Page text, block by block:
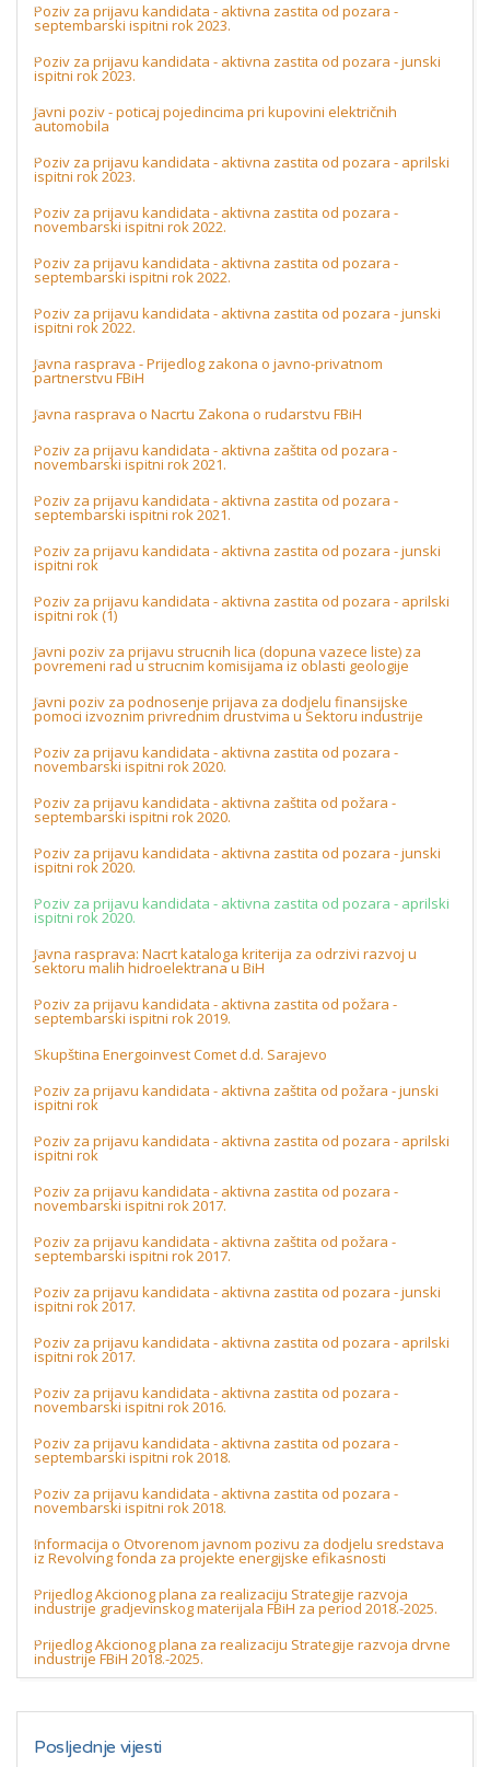
Poziv za prijavu kandidata - aktivna zastita od pozara -
septembarski ispitni rok 2023.
Poziv za prijavu kandidata - aktivna zastita od pozara - junski
ispitni rok 2023.
Javni poziv - poticaj pojedincima pri kupovini električnih
automobila
Poziv za prijavu kandidata - aktivna zastita od pozara - aprilski
ispitni rok 2023.
Poziv za prijavu kandidata - aktivna zastita od pozara -
novembarski ispitni rok 2022.
Poziv za prijavu kandidata - aktivna zastita od pozara -
septembarski ispitni rok 2022.
Poziv za prijavu kandidata - aktivna zastita od pozara - junski
ispitni rok 2022.
Javna rasprava - Prijedlog zakona o javno-privatnom
partnerstvu FBiH
Javna rasprava o Nacrtu Zakona o rudarstvu FBiH
Poziv za prijavu kandidata - aktivna zaštita od pozara -
novembarski ispitni rok 2021.
Poziv za prijavu kandidata - aktivna zastita od pozara -
septembarski ispitni rok 2021.
Poziv za prijavu kandidata - aktivna zastita od pozara - junski
ispitni rok
Poziv za prijavu kandidata - aktivna zastita od pozara - aprilski
ispitni rok (1)
Javni poziv za prijavu strucnih lica (dopuna vazece liste) za
povremeni rad u strucnim komisijama iz oblasti geologije
Javni poziv za podnosenje prijava za dodjelu finansijske
pomoci izvoznim privrednim drustvima u Sektoru industrije
Poziv za prijavu kandidata - aktivna zastita od pozara -
novembarski ispitni rok 2020.
Poziv za prijavu kandidata - aktivna zaštita od požara -
septembarski ispitni rok 2020.
Poziv za prijavu kandidata - aktivna zastita od pozara - junski
ispitni rok 2020.
Poziv za prijavu kandidata - aktivna zastita od pozara - aprilski
ispitni rok 2020.
Javna rasprava: Nacrt kataloga kriterija za odrzivi razvoj u
sektoru malih hidroelektrana u BiH
Poziv za prijavu kandidata - aktivna zastita od požara -
septembarski ispitni rok 2019.
Skupština Energoinvest Comet d.d. Sarajevo
Poziv za prijavu kandidata - aktivna zaštita od požara - junski
ispitni rok
Poziv za prijavu kandidata - aktivna zastita od pozara - aprilski
ispitni rok
Poziv za prijavu kandidata - aktivna zastita od pozara -
novembarski ispitni rok 2017.
Poziv za prijavu kandidata - aktivna zaštita od požara -
septembarski ispitni rok 2017.
Poziv za prijavu kandidata - aktivna zastita od pozara - junski
ispitni rok 2017.
Poziv za prijavu kandidata - aktivna zastita od pozara - aprilski
ispitni rok 2017.
Poziv za prijavu kandidata - aktivna zastita od pozara -
novembarski ispitni rok 2016.
Poziv za prijavu kandidata - aktivna zastita od pozara -
septembarski ispitni rok 2018.
Poziv za prijavu kandidata - aktivna zastita od pozara -
novembarski ispitni rok 2018.
Informacija o Otvorenom javnom pozivu za dodjelu sredstava
iz Revolving fonda za projekte energijske efikasnosti
Prijedlog Akcionog plana za realizaciju Strategije razvoja
industrije gradjevinskog materijala FBiH za period 2018.-2025.
Prijedlog Akcionog plana za realizaciju Strategije razvoja drvne
industrije FBiH 2018.-2025.
Posljednje vijesti